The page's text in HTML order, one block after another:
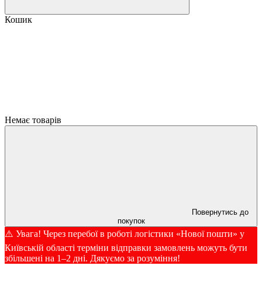
Кошик
Немає товарів
Повернутись до
покупок
⚠️ Увага! Через перебої в роботі логістики «Нової пошти» у
Київській області терміни відправки замовлень можуть бути
збільшені на 1–2 дні. Дякуємо за розуміння!